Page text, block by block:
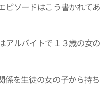
ピソードはこう書かれてあ
アルバイトで１３歳の女の
係を生徒の女の子から持ち